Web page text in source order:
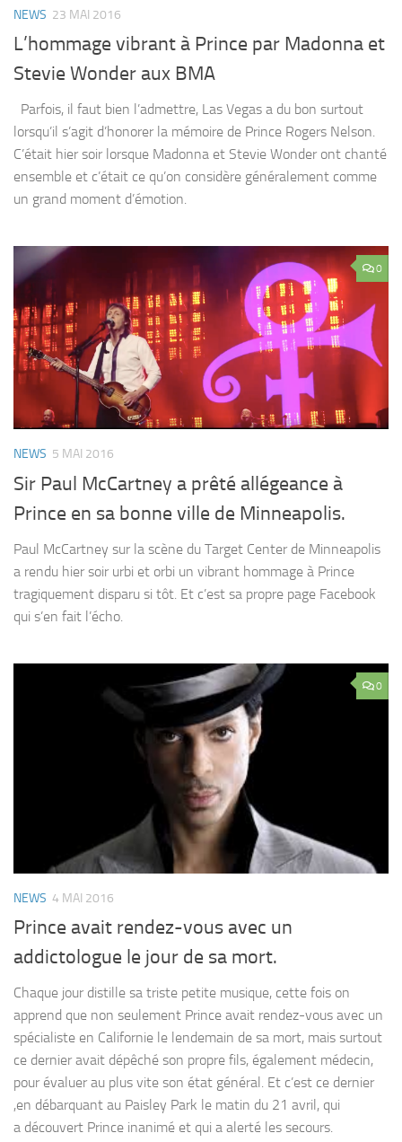
NEWS 23 MAI 2016
L’hommage vibrant à Prince par Madonna et
Stevie Wonder aux BMA
Parfois, il faut bien l’admettre, Las Vegas a du bon surtout
lorsqu’il s’agit d’honorer la mémoire de Prince Rogers Nelson.
C’était hier soir lorsque Madonna et Stevie Wonder ont chanté
ensemble et c’était ce qu’on considère généralement comme
un grand moment d’émotion.
0
NEWS 5 MAI 2016
Sir Paul McCartney a prêté allégeance à
Prince en sa bonne ville de Minneapolis.
Paul McCartney sur la scène du Target Center de Minneapolis
a rendu hier soir urbi et orbi un vibrant hommage à Prince
tragiquement disparu si tôt. Et c’est sa propre page Facebook
qui s’en fait l’écho.
0
NEWS 4 MAI 2016
Prince avait rendez-vous avec un
addictologue le jour de sa mort.
Chaque jour distille sa triste petite musique, cette fois on
apprend que non seulement Prince avait rendez-vous avec un
spécialiste en Californie le lendemain de sa mort, mais surtout
ce dernier avait dépêché son propre fils, également médecin,
pour évaluer au plus vite son état général. Et c’est ce dernier
,en débarquant au Paisley Park le matin du 21 avril, qui
a découvert Prince inanimé et qui a alerté les secours.